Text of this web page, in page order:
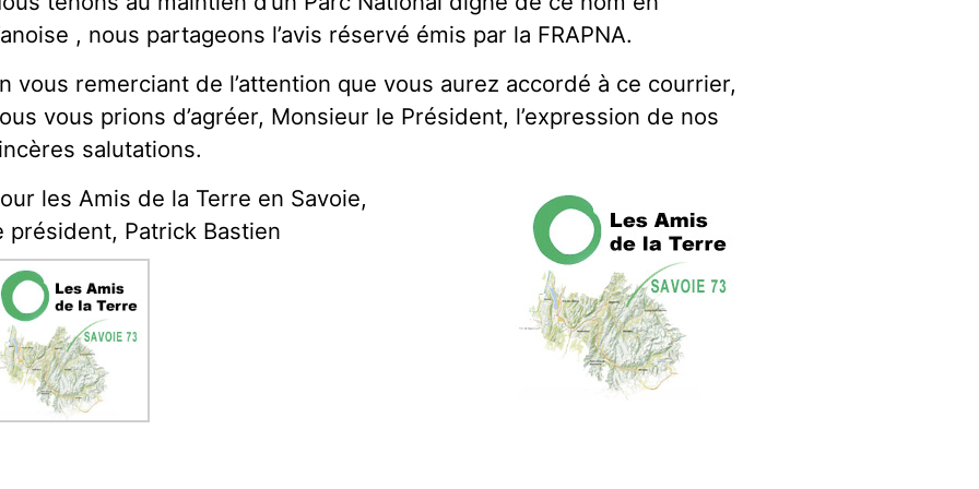
, nous partageons l’avis réservé émis par la FRAPNA.
vous remerciant de l’attention que vous aurez accordé à ce courrier,
vous prions d’agréer, Monsieur le Président, l’expression de nos
salutations.
les Amis de la Terre en Savoie,
président, Patrick Bastien